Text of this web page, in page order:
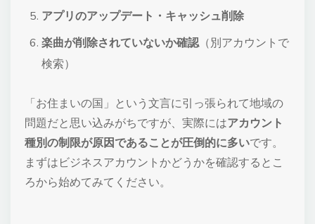
アプリのアップデート・キャッシュ削除
楽曲が削除されていないか確認（別アカウントで
検索）
「お住まいの国」という文言に引っ張られて地域の
問題だと思い込みがちですが、実際にはアカウント
種別の制限が原因であることが圧倒的に多いです。
まずはビジネスアカウントかどうかを確認するとこ
ろから始めてみてください。